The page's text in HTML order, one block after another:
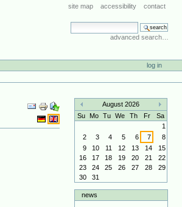
site map accessibility contact
search site
advanced search…
log in
Document
Actions
«
August 2026
»
Su Mo Tu We Th Fr
Sa
1
2
3 4 5 6 7
8
9
10 11 12 13 14
15
16
17 18 19 20 21
22
23
24 25 26 27 28
29
30
31
news